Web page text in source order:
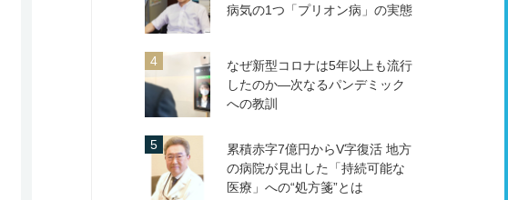
病気の1つ「プリオン病」の実態
なぜ新型コロナは5年以上も流行
したのか―次なるパンデミック
への教訓
累積赤字7億円からV字復活 地方
の病院が見出した「持続可能な
医療」への“処方箋”とは